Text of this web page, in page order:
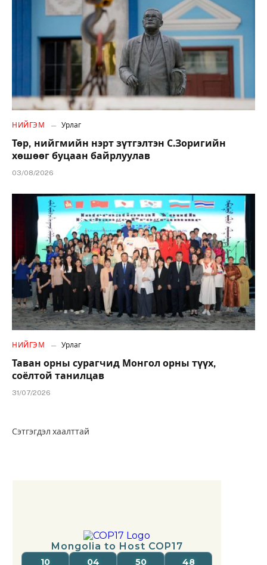
НИЙГЭМ Урлаг
Төр, нийгмийн нэрт зүтгэлтэн С.Зоригийн
хөшөөг буцаан байрлуулав
03/08/2026
НИЙГЭМ Урлаг
Таван орны сурагчид Монгол орны түүх,
соёлтой танилцав
31/07/2026
Сэтгэгдэл хаалттай